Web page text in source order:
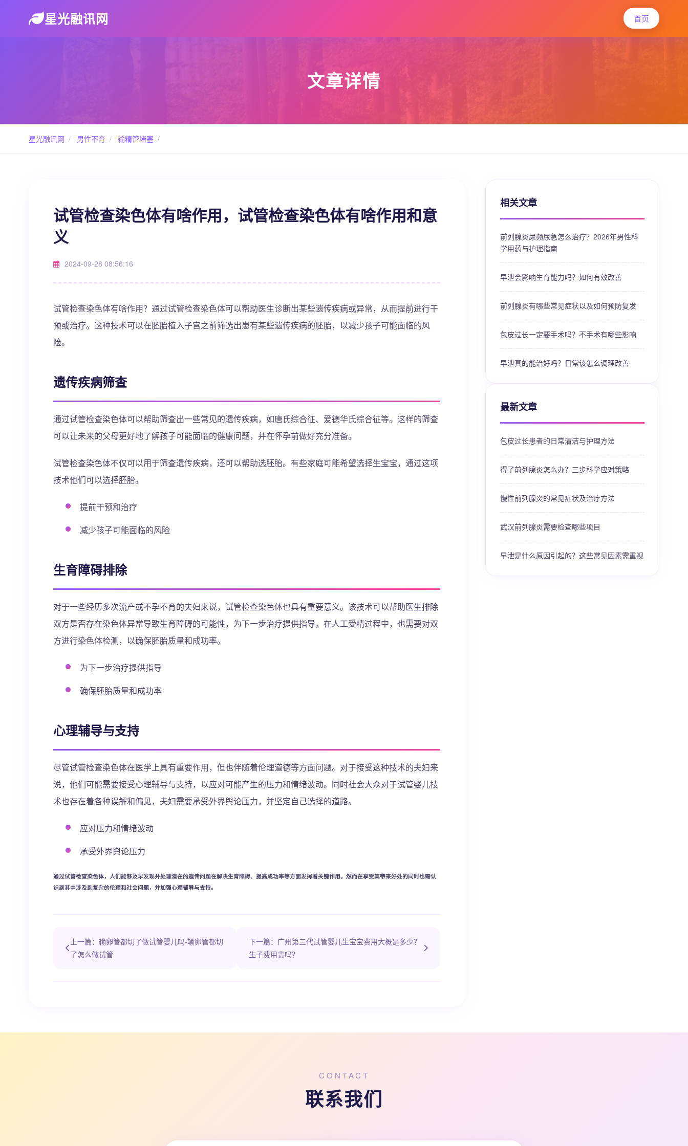
星光融讯网 首页
文章详情
星光融讯网 / 男性不育 / 输精管堵塞 /
试管检查染色体有啥作用，试管检查染色体有啥作用和意
义
2024-09-28 08:56:16
试管检查染色体有啥作用？通过试管检查染色体可以帮助医生诊断出某些遗传疾病或异常，从而提前进行干
预或治疗。这种技术可以在胚胎植入子宫之前筛选出患有某些遗传疾病的胚胎，以减少孩子可能面临的风
险。
遗传疾病筛查
通过试管检查染色体可以帮助筛查出一些常见的遗传疾病，如唐氏综合征、爱德华氏综合征等。这样的筛查
可以让未来的父母更好地了解孩子可能面临的健康问题，并在怀孕前做好充分准备。
试管检查染色体不仅可以用于筛查遗传疾病，还可以帮助选胚胎。有些家庭可能希望选择生宝宝，通过这项
技术他们可以选择胚胎。
提前干预和治疗
减少孩子可能面临的风险
生育障碍排除
对于一些经历多次流产或不孕不育的夫妇来说，试管检查染色体也具有重要意义。该技术可以帮助医生排除
双方是否存在染色体异常导致生育障碍的可能性，为下一步治疗提供指导。在人工受精过程中，也需要对双
方进行染色体检测，以确保胚胎质量和成功率。
为下一步治疗提供指导
确保胚胎质量和成功率
心理辅导与支持
尽管试管检查染色体在医学上具有重要作用，但也伴随着伦理道德等方面问题。对于接受这种技术的夫妇来
说，他们可能需要接受心理辅导与支持，以应对可能产生的压力和情绪波动。同时社会大众对于试管婴儿技
术也存在着各种误解和偏见，夫妇需要承受外界舆论压力，并坚定自己选择的道路。
应对压力和情绪波动
承受外界舆论压力
通过试管检查染色体，人们能够及早发现并处理潜在的遗传问题在解决生育障碍、提高成功率等方面发挥着关键作用。然而在享受其带来好处的同时也需认
识到其中涉及到复杂的伦理和社会问题，并加强心理辅导与支持。
上一篇：输卵管都切了做试管婴儿吗-输卵管都切
了怎么做试管
下一篇：广州第三代试管婴儿生宝宝费用大概是多少？
生子费用贵吗？
相关文章
前列腺炎尿频尿急怎么治疗？2026年男性科
学用药与护理指南
早泄会影响生育能力吗？如何有效改善
前列腺炎有哪些常见症状以及如何预防复发
包皮过长一定要手术吗？不手术有哪些影响
早泄真的能治好吗？日常该怎么调理改善
最新文章
包皮过长患者的日常清洁与护理方法
得了前列腺炎怎么办？三步科学应对策略
慢性前列腺炎的常见症状及治疗方法
武汉前列腺炎需要检查哪些项目
早泄是什么原因引起的？这些常见因素需重视
CONTACT
联系我们